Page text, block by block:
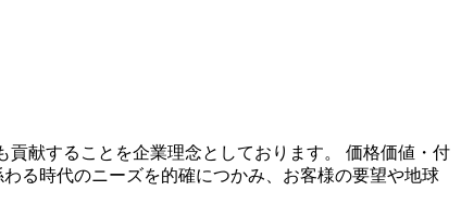
献することを企業理念としております。 価格価値・付
る時代のニーズを的確につかみ、お客様の要望や地球